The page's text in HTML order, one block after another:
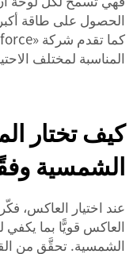
الحصول على طاقة
كما تقدم شركة «Poforce» مجموعة متنوعة من
المناسبة لمختلف
كيف تختار
الشمسية
عند اختيار العاكس،
العاكس قويًّا بما يكفي
الشمسية. تحقَّق من